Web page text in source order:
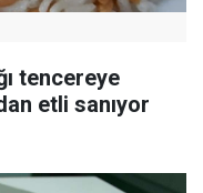
tencereye
etli sanıyor